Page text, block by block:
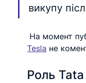
викупу
На момент
Tesla не
Роль